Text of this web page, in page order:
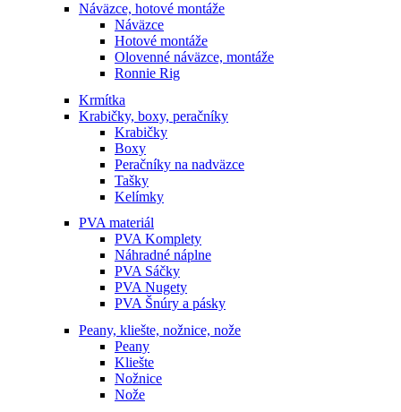
Náväzce, hotové montáže
Náväzce
Hotové montáže
Olovenné náväzce, montáže
Ronnie Rig
Krmítka
Krabičky, boxy, peračníky
Krabičky
Boxy
Peračníky na nadväzce
Tašky
Kelímky
PVA materiál
PVA Komplety
Náhradné náplne
PVA Sáčky
PVA Nugety
PVA Šnúry a pásky
Peany, kliešte, nožnice, nože
Peany
Kliešte
Nožnice
Nože